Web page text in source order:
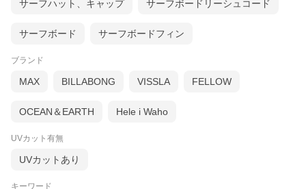
サーフハット、キャップ サーフボードリーシュコード
サーフボード サーフボードフィン
ブランド
MAX BILLABONG VISSLA FELLOW
OCEAN＆EARTH Hele i Waho
UVカット有無
UVカットあり
キーワード